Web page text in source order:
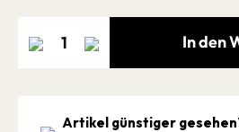
In den
Artikel günstiger